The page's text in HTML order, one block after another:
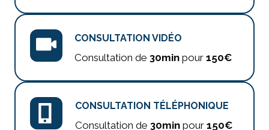
CONSULTATION VIDÉO
Consultation de 30min pour 150€
CONSULTATION TÉLÉPHONIQUE
Consultation de 30min pour 150€